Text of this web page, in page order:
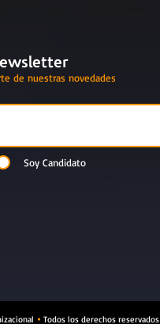
de nuestras novedades
Soy Candidato
 Todos los derechos reservados